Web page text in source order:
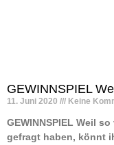
GEWINNSPIEL
11. Juni 2020 Keine
GEWINNSPIEL Weil
gefragt haben, könnt